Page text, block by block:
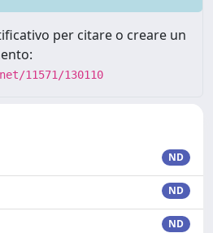
per citare o creare un
11571/130110
ND
ND
ND